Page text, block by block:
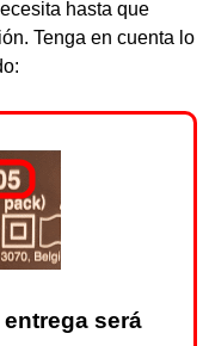
hasta que
Tenga en cuenta lo
entrega será